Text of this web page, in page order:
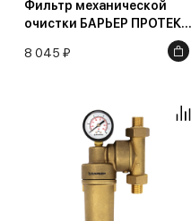
Фильтр механической
очистки БАРЬЕР ПРОТЕКТ
с редуктором давления
3/4" для холодной воды
8 045 ₽